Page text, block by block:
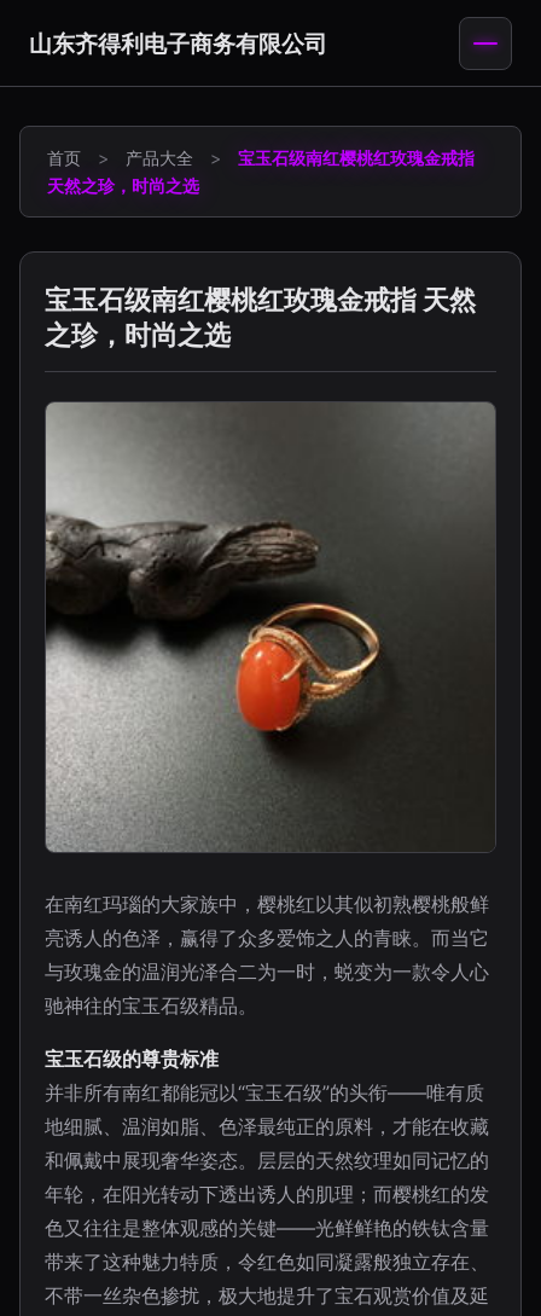
山东齐得利电子商务有限公司
首页 > 产品大全 >
宝玉石级南红樱桃红玫瑰金戒指
天然之珍，时尚之选
宝玉石级南红樱桃红玫瑰金戒指 天然
之珍，时尚之选
在南红玛瑙的大家族中，樱桃红以其似初熟樱桃般鲜
亮诱人的色泽，赢得了众多爱饰之人的青睐。而当它
与玫瑰金的温润光泽合二为一时，蜕变为一款令人心
驰神往的宝玉石级精品。
宝玉石级的尊贵标准
并非所有南红都能冠以“宝玉石级”的头衔——唯有质
地细腻、温润如脂、色泽最纯正的原料，才能在收藏
和佩戴中展现奢华姿态。层层的天然纹理如同记忆的
年轮，在阳光转动下透出诱人的肌理；而樱桃红的发
色又往往是整体观感的关键——光鲜鲜艳的铁钛含量
带来了这种魅力特质，令红色如同凝露般独立存在、
不带一丝杂色掺扰，极大地提升了宝石观赏价值及延